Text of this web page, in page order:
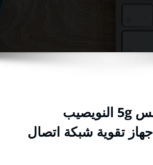
مقوي سيرفس 5g النويصيب
66005153 جهاز تقوية شبكة اتصال